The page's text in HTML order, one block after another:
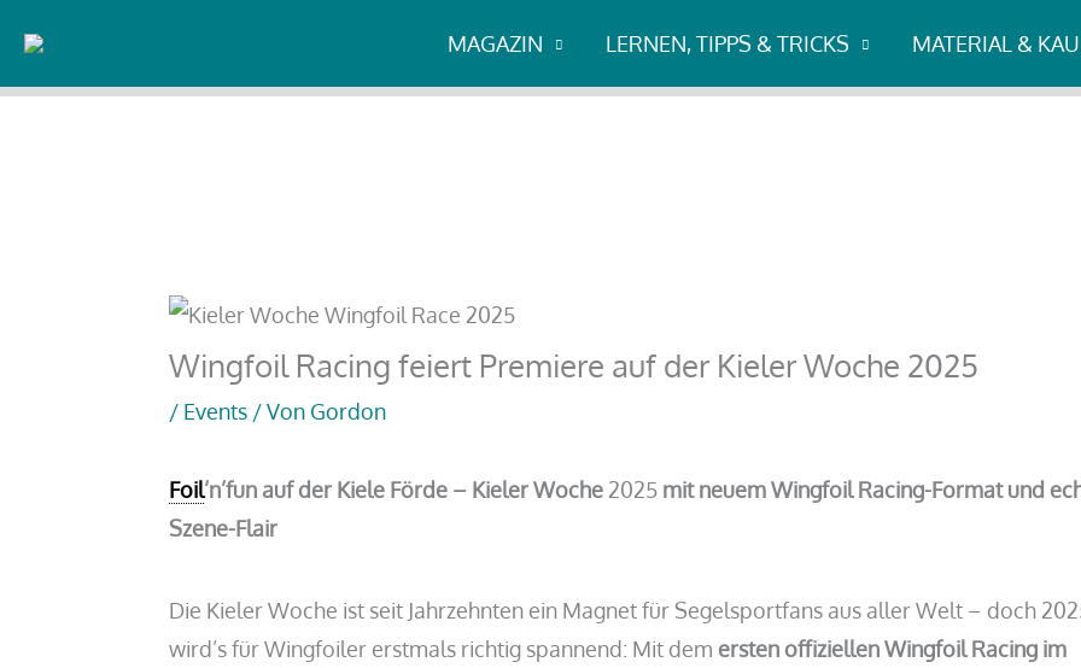
Inhalt
springen
MAGAZIN LERNEN, TIPPS & TRICKS MATERIAL &
Wingfoil Racing feiert Premiere auf der Kieler Woche 2025
/ Events / Von Gordon
Foil’n’fun auf der Kiele Förde – Kieler Woche 2025 mit neuem Wingfoil Racing-Format und
Szene-Flair
Die Kieler Woche ist seit Jahrzehnten ein Magnet für Segelsportfans aus aller Welt – doch
wird’s für Wingfoiler erstmals richtig spannend: Mit dem ersten offiziellen Wingfoil Racing im